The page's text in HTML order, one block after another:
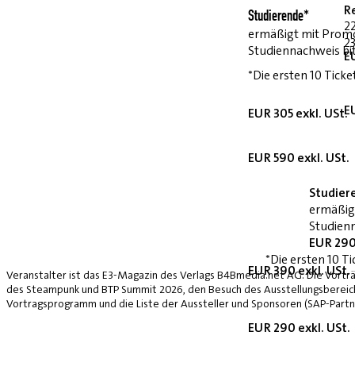
Studierende*
ermäßigt mit
Studiennachweis
*Die ersten 10
EUR 305 exkl. USt.
EUR 590 exkl. USt.
EUR 390 exkl. USt.
EUR 290 exkl. USt.
EUR
*Die ersten 10
Veranstalter ist das E3-Magazin des Verlags B4Bmedia.net AG. Die
des Steampunk und BTP Summit 2026, den Besuch des
Vortragsprogramm und die Liste der Aussteller und Sponsoren (SAP-